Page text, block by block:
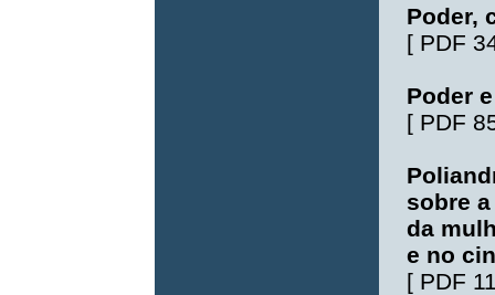
Poder,
[ PDF
Poder
[ PDF
sobre
da
e no
[ PDF